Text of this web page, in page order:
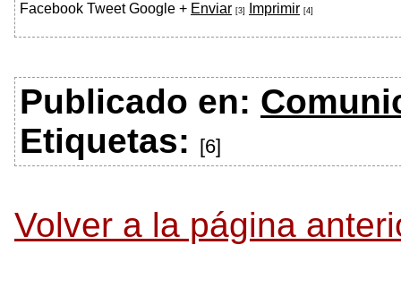
Facebook Tweet Google + Enviar [3] Imprimir [4]
Publicado en:
Etiquetas: [6]
Volver a la página